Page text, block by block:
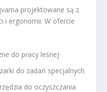
projektowane są z
i ergonomii. W ofercie
do pracy leśnej
do zadań specjalnych
do oczyszczania